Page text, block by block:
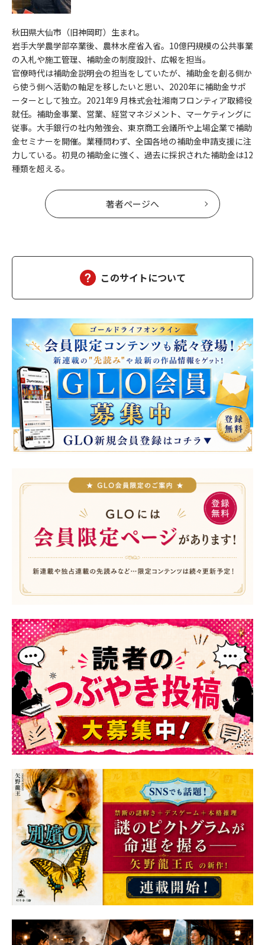
秋田県大仙市（旧神岡町）生まれ。
岩手大学農学部卒業後、農林水産省入省。10億円規模の公共事業
の入札や施工管理、補助金の制度設計、広報を担当。
官僚時代は補助金説明会の担当をしていたが、補助金を創る側か
ら使う側へ活動の軸足を移したいと思い、2020年に補助金サポ
ーターとして独立。2021年9 月株式会社湘南フロンティア取締役
就任。補助金事業、営業、経営マネジメント、マーケティングに
従事。大手銀行の社内勉強会、東京商工会議所や上場企業で補助
金セミナーを開催。業種問わず、全国各地の補助金申請支援に注
力している。初見の補助金に強く、過去に採択された補助金は12
種類を超える。
著者ページへ
このサイトについて